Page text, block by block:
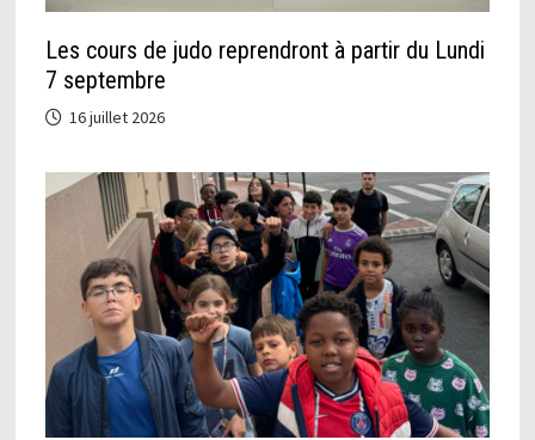
Les cours de judo reprendront à partir du Lundi
7 septembre
16 juillet 2026